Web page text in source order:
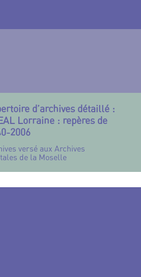
d’archives détaillé :
Lorraine : repères de
2006
versé aux Archives
de la Moselle